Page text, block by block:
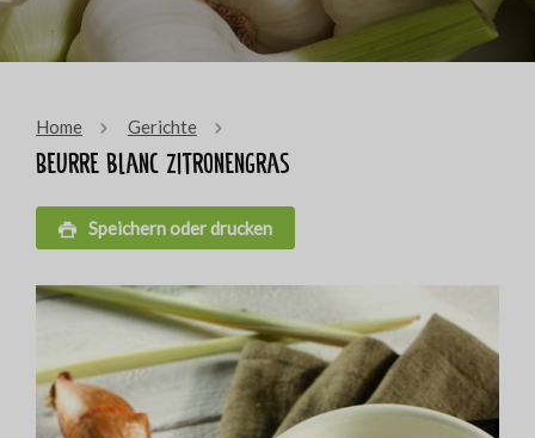
Home Gerichte
Beurre blanc Zitronengras
Speichern oder drucken